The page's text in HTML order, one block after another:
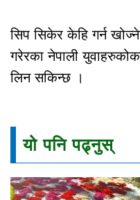
सिप सिकेर केहि गर्न
गरेरका नेपाली
लिन सकिन्छ ।
यो पनि पढ्नुस्